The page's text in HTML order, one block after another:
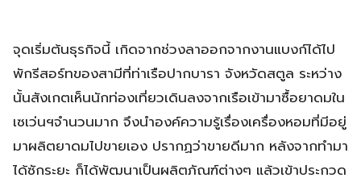
จุดเริ่มต้นธุรกิจนี้ เกิดจากช่วงลาออกจากงานแบงก์ได้ไป
พักรีสอร์ทของสามีที่ท่าเรือปากบารา จังหวัดสตูล ระหว่าง
นั้นสังเกตเห็นนักท่องเที่ยวเดินลงจากเรือเข้ามาซื้อยาดมใน
เซเว่นฯจำนวนมาก จึงนำองค์ความรู้เรื่องเครื่องหอมที่มีอยู่
มาผลิตยาดมไปขายเอง ปรากฏว่าขายดีมาก หลังจากทำมา
ได้ซักระยะ ก็ได้พัฒนาเป็นผลิตภัณฑ์ต่างๆ แล้วเข้าประกวด